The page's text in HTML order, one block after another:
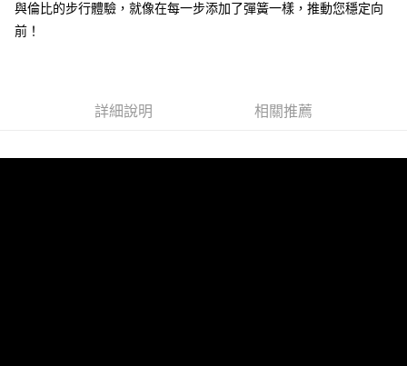
【繳款方式說明】
1.分期款項不併入電信帳單，「大哥付你分期」於每月結算日後寄送繳費提
買賣價金債權讓與本公司後，依約使用本公司帳單繳交帳款。
與倫比的步行體驗，就像在每一步添加了彈簧一樣，推動您穩定向
前！
詳細說明 相關推薦